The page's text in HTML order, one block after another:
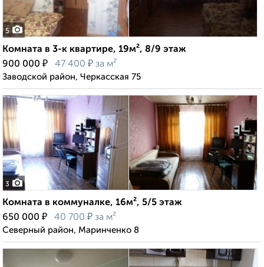
5
Комната в 3-к квартире, 19м², 8/9 этаж
900 000 ₽ 47 400 ₽ за м²
Заводской район, Черкасская 75
3
Комната в коммуналке, 16м², 5/5 этаж
650 000 ₽ 40 700 ₽ за м²
Северный район, Маринченко 8